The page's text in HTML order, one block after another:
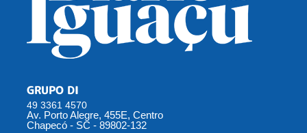
GRUPO DI
49 3361 4570
Av. Porto Alegre, 455E, Centro
Chapecó - SC - 89802-132